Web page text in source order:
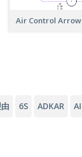
Air Control
6S ADKAR